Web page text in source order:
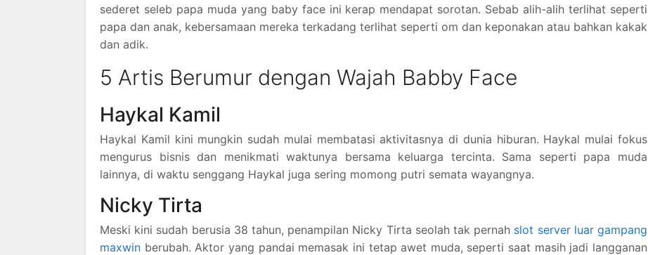
sederet seleb papa muda yang baby face ini kerap mendapat sorotan. Sebab alih-alih terlihat seperti
papa dan anak, kebersamaan mereka terkadang terlihat seperti om dan keponakan atau bahkan kakak
dan adik.
5 Artis Berumur dengan Wajah Babby Face
Haykal Kamil
Haykal Kamil kini mungkin sudah mulai membatasi aktivitasnya di dunia hiburan. Haykal mulai fokus
mengurus bisnis dan menikmati waktunya bersama keluarga tercinta. Sama seperti papa muda
lainnya, di waktu senggang Haykal juga sering momong putri semata wayangnya.
Nicky Tirta
Meski kini sudah berusia 38 tahun, penampilan Nicky Tirta seolah tak pernah slot server luar gampang
maxwin berubah. Aktor yang pandai memasak ini tetap awet muda, seperti saat masih jadi langganan